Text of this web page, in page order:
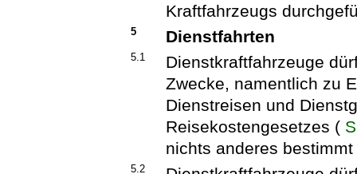
Kraftfahrzeugs
5 Dienstfahrten
5.1
Dienstkraftfahrzeuge
Zwecke, namentlich zu
Dienstreisen und
Reisekostengesetzes (
nichts anderes
5.2